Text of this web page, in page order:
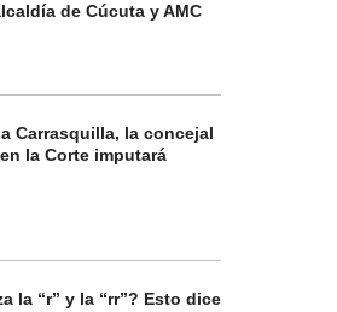
de Cúcuta y AMC
Carrasquilla, la concejal
la Corte imputará
la “r” y la “rr”? Esto dice